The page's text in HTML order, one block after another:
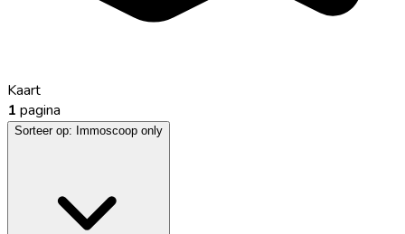
Kaart
1 pagina
Sorteer op: Immoscoop only